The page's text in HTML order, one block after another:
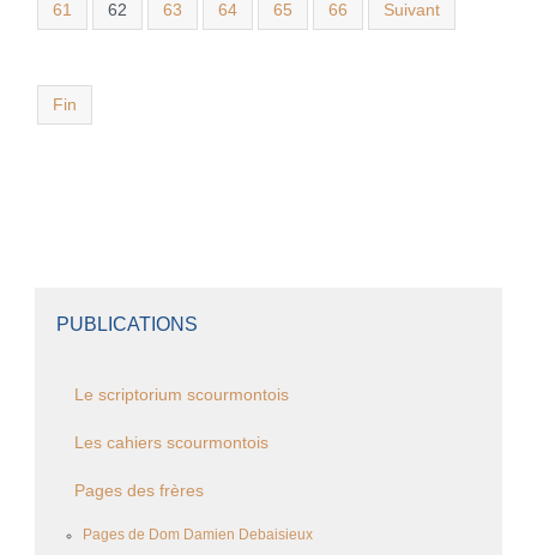
61 62 63 64 65 66 Suivant
Fin
PUBLICATIONS
Le scriptorium scourmontois
Les cahiers scourmontois
Pages des frères
Pages de Dom Damien Debaisieux